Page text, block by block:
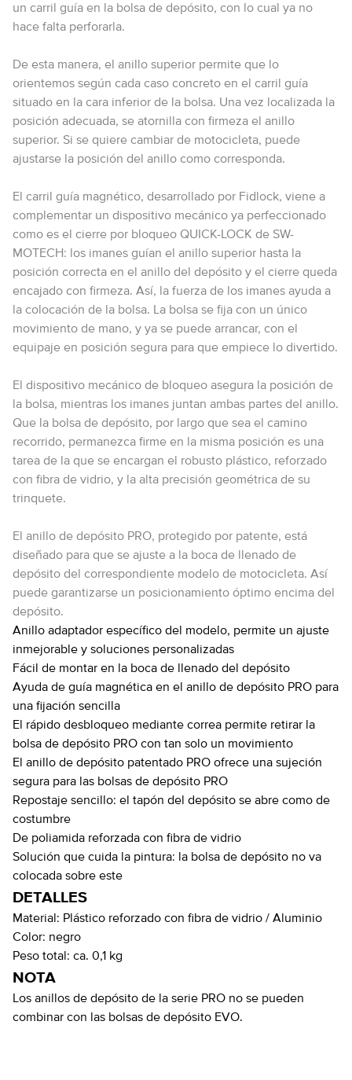
un carril guía en la bolsa de depósito, con lo cual ya no
hace falta perforarla.
De esta manera, el anillo superior permite que lo
orientemos según cada caso concreto en el carril guía
situado en la cara inferior de la bolsa. Una vez localizada la
posición adecuada, se atornilla con firmeza el anillo
superior. Si se quiere cambiar de motocicleta, puede
ajustarse la posición del anillo como corresponda.
El carril guía magnético, desarrollado por Fidlock, viene a
complementar un dispositivo mecánico ya perfeccionado
como es el cierre por bloqueo QUICK-LOCK de SW-
MOTECH: los imanes guían el anillo superior hasta la
posición correcta en el anillo del depósito y el cierre queda
encajado con firmeza. Así, la fuerza de los imanes ayuda a
la colocación de la bolsa. La bolsa se fija con un único
movimiento de mano, y ya se puede arrancar, con el
equipaje en posición segura para que empiece lo divertido.
El dispositivo mecánico de bloqueo asegura la posición de
la bolsa, mientras los imanes juntan ambas partes del anillo.
Que la bolsa de depósito, por largo que sea el camino
recorrido, permanezca firme en la misma posición es una
tarea de la que se encargan el robusto plástico, reforzado
con fibra de vidrio, y la alta precisión geométrica de su
trinquete.
El anillo de depósito PRO, protegido por patente, está
diseñado para que se ajuste a la boca de llenado de
depósito del correspondiente modelo de motocicleta. Así
puede garantizarse un posicionamiento óptimo encima del
depósito.
Anillo adaptador específico del modelo, permite un ajuste
inmejorable y soluciones personalizadas
Fácil de montar en la boca de llenado del depósito
Ayuda de guía magnética en el anillo de depósito PRO para
una fijación sencilla
El rápido desbloqueo mediante correa permite retirar la
bolsa de depósito PRO con tan solo un movimiento
El anillo de depósito patentado PRO ofrece una sujeción
segura para las bolsas de depósito PRO
Repostaje sencillo: el tapón del depósito se abre como de
costumbre
De poliamida reforzada con fibra de vidrio
Solución que cuida la pintura: la bolsa de depósito no va
colocada sobre este
DETALLES
Material: Plástico reforzado con fibra de vidrio / Aluminio
Color: negro
Peso total: ca. 0,1 kg
NOTA
Los anillos de depósito de la serie PRO no se pueden
combinar con las bolsas de depósito EVO.